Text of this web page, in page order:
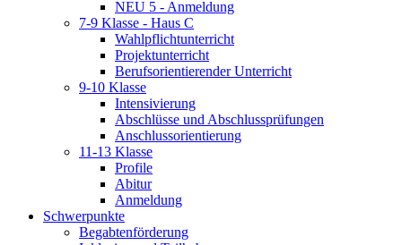
NEU 5 - Anmeldung
7-9 Klasse - Haus C
Wahlpflichtunterricht
Projektunterricht
Berufsorientierender Unterricht
9-10 Klasse
Intensivierung
Abschlüsse und Abschlussprüfungen
Anschlussorientierung
11-13 Klasse
Profile
Abitur
Anmeldung
Schwerpunkte
Begabtenförderung